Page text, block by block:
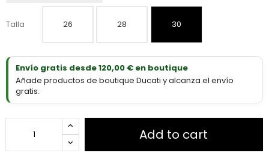
Talla 26 28 30
Envío gratis desde 120,00 € en boutique
Añade productos de boutique Ducati y alcanza el envío
gratis.
Add to cart